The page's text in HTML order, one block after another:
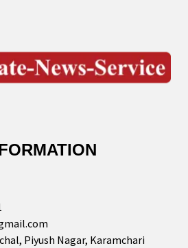
Piyush Nagar, Karamchari